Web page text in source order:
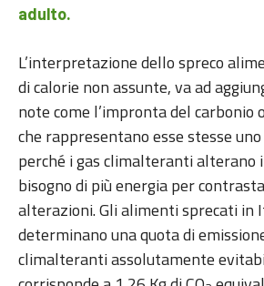
adulto.
L’interpretazione dello spreco
di calorie non assunte, va ad
note come l’impronta del carbonio
che rappresentano esse stesse
perché i gas climalteranti alterano
bisogno di più energia per
alterazioni. Gli alimenti sprecati in
determinano una quota di
climalteranti assolutamente